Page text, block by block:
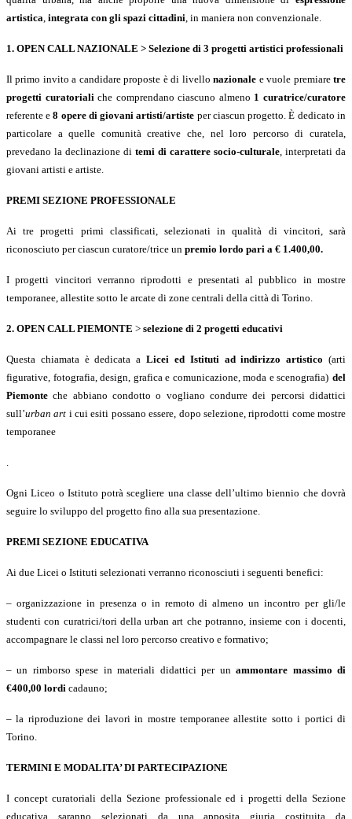
artistica integrata con gli spazi cittadini , in maniera non convenzionale.
1. OPEN CALL NAZIONALE > Selezione di 3 progetti artistici professionali
Il primo invito a candidare proposte è di livellonazionale e vuole premiaretre
progetti curatorialiche comprendano ciascuno almeno 1 curatrice/curatore
referente e8 opere di giovani artisti/artiste per ciascun progetto. È dedicato in
particolare a quelle comunitàcreative che, nel loro percorso di curatela,
prevedano la declinazione di temi di carattere socio-culturale , interpretati da
giovani artisti e artiste.
PREMI SEZIONE PROFESSIONALE
Ai tre progetti primi classificati, selezionati in qualità di vincitori, sarà
riconosciuto per ciascun curatore/trice un premio lordo pari a € 1.400,00.
I progetti vincitori verranno riprodotti e presentati al pubblico in mostre
temporanee, allestite sotto le arcate di zone centrali della città di Torino.
2. OPEN CALL PIEMONTE > selezione di 2 progetti educativi
Questa chiamata è dedicata aLicei ed Istituti ad indirizzo artistico (arti
figurative, fotografia, design, grafica e comunicazione, moda e scenografia) del
Piemonteche abbiano condotto o vogliano condurre dei percorsi didattici
sull’urban art i cui esiti possano essere, dopo selezione, riprodotti come mostre
temporanee
Ogni Liceo o Istituto potràscegliere una classe dell’ultimo biennio che dovrà
seguire lo sviluppo del progetto fino alla sua presentazione.
PREMI SEZIONE EDUCATIVA
Ai due Licei o Istituti selezionati verranno riconosciuti i seguenti benefici:
– organizzazione in presenza o in remoto di almeno un incontro per gli/le
studenti con curatrici/tori della urban art che potranno, insieme con i docenti,
accompagnare le classi nel loro percorso creativo e formativo;
– un rimborso spese in materiali didattici per unammontare massimo di
€400,00 lordi cadauno;
– la riproduzione dei lavori in mostre temporanee allestite sotto i porticidi
Torino.
TERMINI E MODALITA’DI PARTECIPAZIONE
I concept curatoriali della Sezione professionale ed i progetti della Sezione
educativa saranno selezionati da una apposita giuria costituita da